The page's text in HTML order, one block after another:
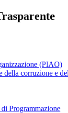
(PIAO)
corruzione e
Programmazione